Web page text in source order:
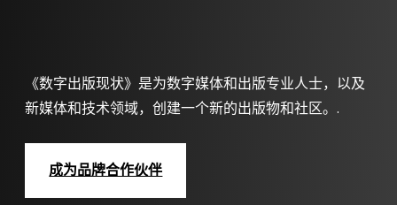
《数字出版现状》是为数字媒体和出版专业人士，以及
新媒体和技术领域，创建一个新的出版物和社区。.
成为品牌合作伙伴